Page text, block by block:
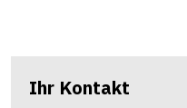
Ihr Kontakt